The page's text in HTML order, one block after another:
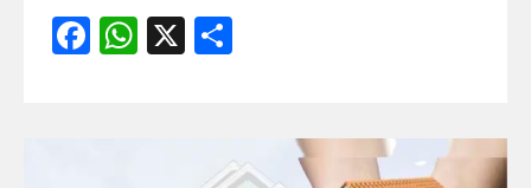
Facebook
WhatsApp
X